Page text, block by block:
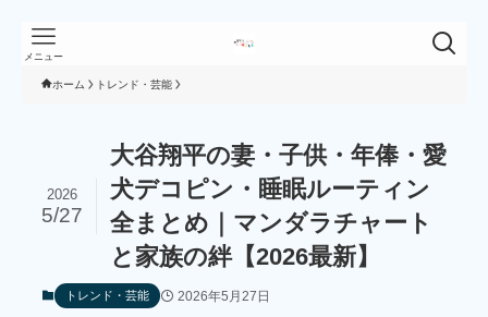
メニュー
ホーム トレンド・芸能
大谷翔平の妻・子供・年俸・愛
犬デコピン・睡眠ルーティン
全まとめ｜マンダラチャート
と家族の絆【2026最新】
2026
5/27
トレンド・芸能 2026年5月27日